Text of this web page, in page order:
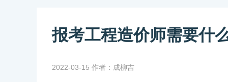
报考工程造价师需要什
2022-03-15 作者：成柳吉